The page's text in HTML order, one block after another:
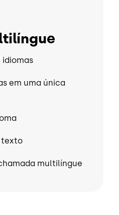
idiomas
em uma única
texto
multilíngue